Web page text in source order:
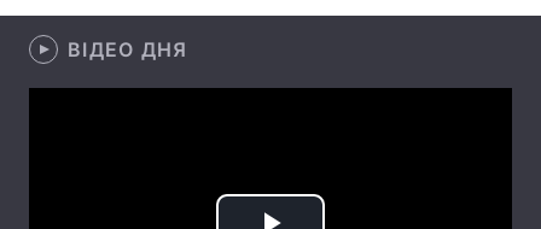
Зброя
Здоров'я Туризм
Регіони
ВІДЕО ДНЯ